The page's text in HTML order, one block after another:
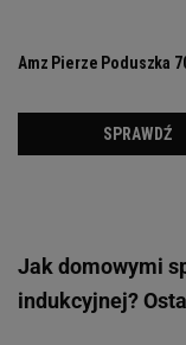
Jak domowymi
indukcyjnej?